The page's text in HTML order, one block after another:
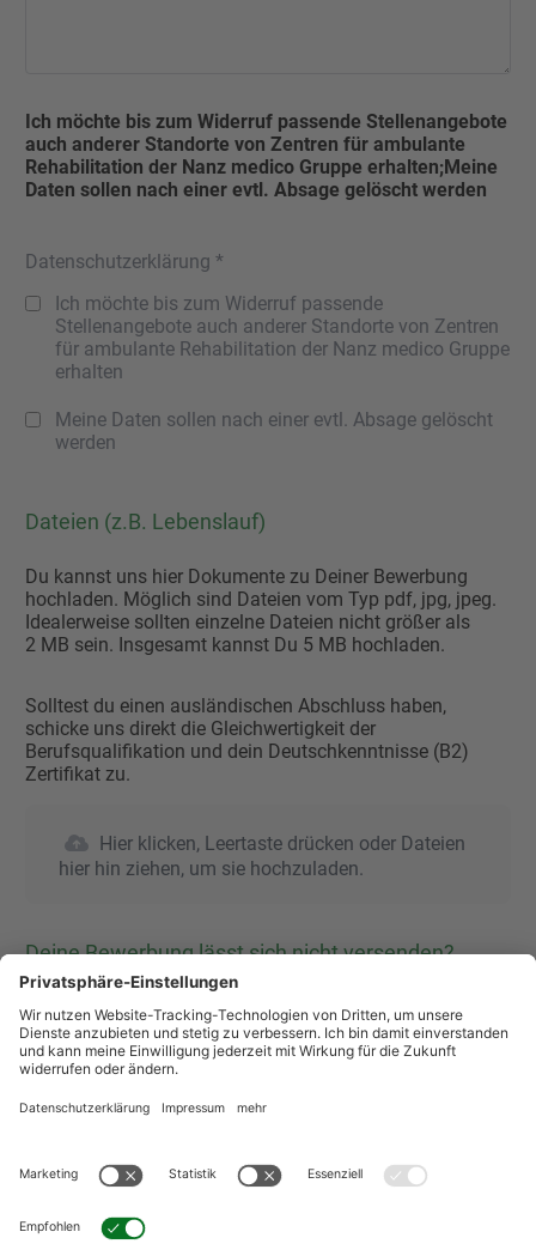
Ich möchte bis zum Widerruf passende Stellenangebote
auch anderer Standorte von Zentren für ambulante
Rehabilitation der Nanz medico Gruppe erhalten;Meine
Daten sollen nach einer evtl. Absage gelöscht werden
Datenschutzerklärung *
Ich möchte bis zum Widerruf passende
Stellenangebote auch anderer Standorte von Zentren
für ambulante Rehabilitation der Nanz medico Gruppe
erhalten
Meine Daten sollen nach einer evtl. Absage gelöscht
werden
Dateien (z.B. Lebenslauf)
Du kannst uns hier Dokumente zu Deiner Bewerbung
hochladen. Möglich sind Dateien vom Typ pdf, jpg, jpeg.
Idealerweise sollten einzelne Dateien nicht größer als
2 MB sein. Insgesamt kannst Du 5 MB hochladen.
Solltest du einen ausländischen Abschluss haben,
schicke uns direkt die Gleichwertigkeit der
Berufsqualifikation und dein Deutschkenntnisse (B2)
Zertifikat zu.
Hier klicken, Leertaste drücken oder Dateien
hier hin ziehen, um sie hochzuladen.
Deine Bewerbung lässt sich nicht versenden?
nicht auf die "DANKE" Seite weitergeleitet wirst, prüfe
bitte, ob Du alle Pflichtfelder ausgefüllt hast. Achte auf
die roten Hinweisbalken über den jeweiligen
ist?
Wenn die Daten erfolgreich übermittelt wurden, werden
Sie automatisch zur "DANKE-Seite" weitergeleitet. Diese